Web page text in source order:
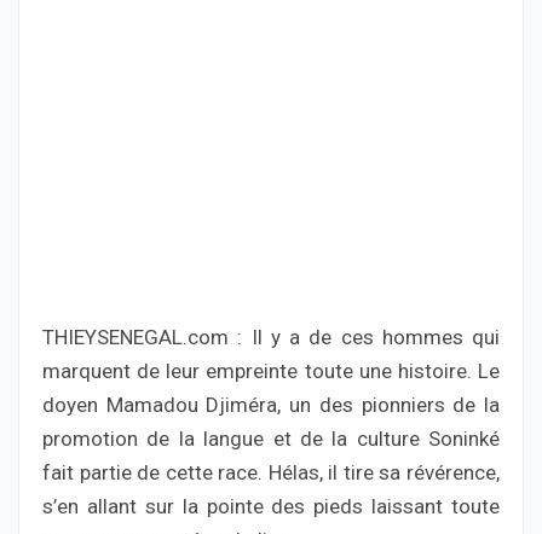
THIEYSENEGAL.com : Il y a de ces hommes qui
marquent de leur empreinte toute une histoire. Le
doyen Mamadou Djiméra, un des pionniers de la
promotion de la langue et de la culture Soninké
fait partie de cette race. Hélas, il tire sa révérence,
s’en allant sur la pointe des pieds laissant toute